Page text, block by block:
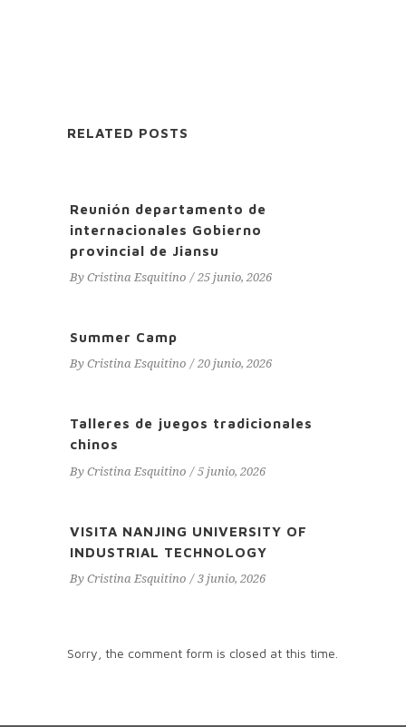
RELATED POSTS
Reunión departamento de
internacionales Gobierno
provincial de Jiansu
By Cristina Esquitino 25 junio, 2026
Summer Camp
By Cristina Esquitino 20 junio, 2026
Talleres de juegos tradicionales
chinos
By Cristina Esquitino 5 junio, 2026
VISITA NANJING UNIVERSITY OF
INDUSTRIAL TECHNOLOGY
By Cristina Esquitino 3 junio, 2026
Sorry, the comment form is closed at this time.